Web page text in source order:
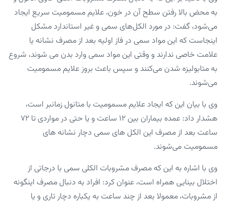
به محض بالا رفتن سطح آن در خون، علایم مسمومیت سریع ایجاد
می‌شود، گفت: در مورد الکل‌های سمی و غیر استاندارد مشکل
اینجاست که این مواد سمی در فاز اولیه بعد از مصرف نشانه یا
علامت خاصی ندارند و وقتی این مواد سمی وارد بدن می شوند، شروع
به متابولیزه شدن می‌کنند و سپس باعث بروز علایم مسمومیت
می‌شوند.
وی با بیان این که ایجاد علایم مسمومیت با متانول زمانبر است،
هشدار داد: عمده بیماران بین ۱۲ ساعت و یا حتی در مواردی تا ۷۲
ساعت بعد از مصرف این الکل های سمی دچار نشانه های
مسمومیت می‌شوند.
وی با اشاره به این که مصرف مشروبات الکلی سمی با درجاتی از
اختلال بینایی همراه است، عنوان کرد: افراد به دنبال مصرف اینگونه
از مشروبات، معمولا بعد از چند ساعت به یکباره دچار تاری و یا